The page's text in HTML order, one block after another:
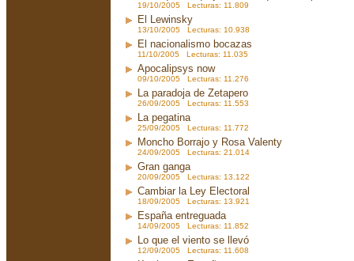
19/10/2005 Lecturas: 11.809
El Lewinsky
13/10/2005 Lecturas: 10.938
El nacionalismo bocazas
11/10/2005 Lecturas: 11.035
Apocalipsys now
09/10/2005 Lecturas: 11.276
La paradoja de Zetapero
26/09/2005 Lecturas: 11.553
La pegatina
25/09/2005 Lecturas: 11.772
Moncho Borrajo y Rosa Valenty
24/09/2005 Lecturas: 21.014
Gran ganga
20/09/2005 Lecturas: 13.122
Cambiar la Ley Electoral
18/09/2005 Lecturas: 13.921
España entreguada
14/09/2005 Lecturas: 11.852
Lo que el viento se llevó
12/09/2005 Lecturas: 11.608